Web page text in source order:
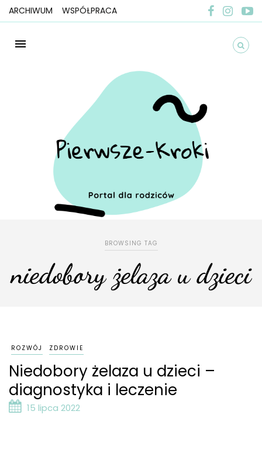
ARCHIWUM WSPÓŁPRACA
BROWSING TAG
niedobory żelaza u dzieci
ROZWÓJ ZDROWIE
Niedobory żelaza u dzieci –
diagnostyka i leczenie
15 lipca 2022